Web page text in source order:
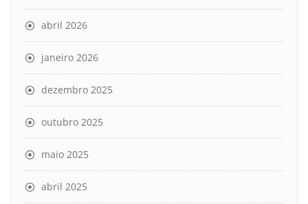
abril 2026
janeiro 2026
dezembro 2025
outubro 2025
maio 2025
abril 2025